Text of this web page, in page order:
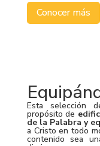
Conocer más
Esta selección
propósito de
de la Palabra y
a Cristo en todo
contenido sea